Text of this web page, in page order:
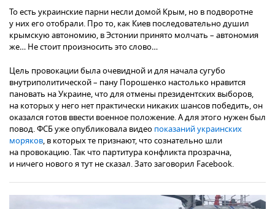
То есть украинские парни несли домой Крым, но в подворотне
у них его отобрали. Про то, как Киев последовательно душил
крымскую автономию, в Эстонии принято молчать – автономия
же… Не стоит произносить это слово…
Цель провокации была очевидной и для начала сугубо
внутриполитической – пану Порошенко настолько нравится
пановать на Украине, что для отмены президентских выборов,
на которых у него нет практически никаких шансов победить, он
оказался готов ввести военное положение. А для этого нужен был
повод. ФСБ уже опубликовала видео показаний украинских
моряков, в которых те признают, что сознательно шли
на провокацию. Так что партитура конфликта прозрачна,
и ничего нового я тут не сказал. Зато заговорил Facebook.